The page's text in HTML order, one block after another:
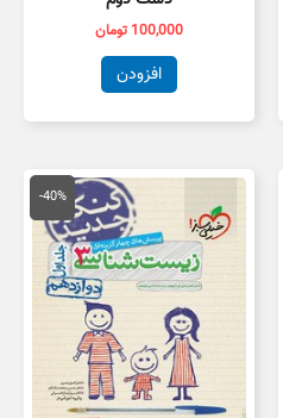
100,000 تومان
افزودن
-40%
قیمت
اصلی
55,000 تومان
بود.
قیمت
فعلی
است.